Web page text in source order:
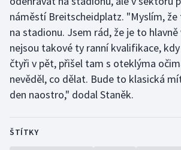
náměstí Breitscheidplatz. "Myslím, že
na stadionu. Jsem rád, že je to hlavně
nejsou takové ty ranní kvalifikace,
čtyři v pět, přišel tam s oteklýma
nevěděl, co dělat. Bude to klasická
den naostro," dodal Staněk.
ŠTÍTKY